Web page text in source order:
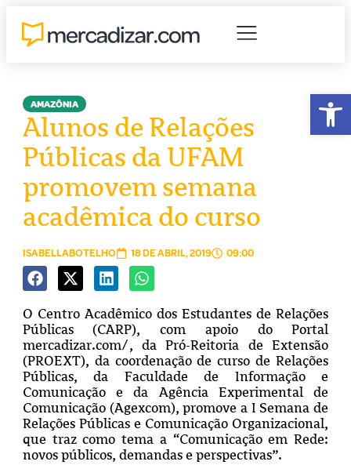
AMAZÔNIA
Alunos de Relações
Públicas da UFAM
promovem semana
acadêmica do curso
ISABELLABOTELHO 18 DE ABRIL, 2019 09:00
O Centro Acadêmico dos Estudantes de Relações
Públicas (CARP), com apoio do Portal
mercadizar.com/, da Pró-Reitoria de Extensão
(PROEXT), da coordenação de curso de Relações
Públicas, da Faculdade de Informação e
Comunicação e da Agência Experimental de
Comunicação (Agexcom), promove a I Semana de
Relações Públicas e Comunicação Organizacional,
que traz como tema a “Comunicação em Rede:
novos públicos, demandas e perspectivas”.